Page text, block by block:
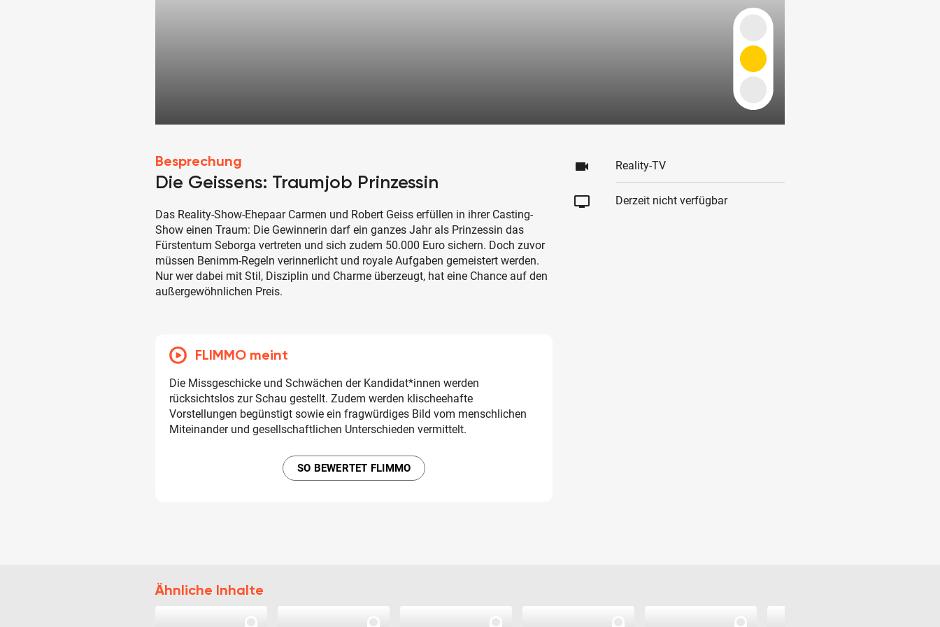
Besprechung
Die Geissens: Traumjob Prinzessin
Das Reality-Show-Ehepaar Carmen und Robert Geiss erfüllen in ihrer Casting-
Show einen Traum: Die Gewinnerin darf ein ganzes Jahr als Prinzessin das
Fürstentum Seborga vertreten und sich zudem 50.000 Euro sichern. Doch zuvor
müssen Benimm-Regeln verinnerlicht und royale Aufgaben gemeistert werden.
Nur wer dabei mit Stil, Disziplin und Charme überzeugt, hat eine Chance auf den
außergewöhnlichen Preis.
FLIMMO meint
Die Missgeschicke und Schwächen der Kandidat*innen werden
rücksichtslos zur Schau gestellt. Zudem werden klischeehafte
Vorstellungen begünstigt sowie ein fragwürdiges Bild vom menschlichen
Miteinander und gesellschaftlichen Unterschieden vermittelt.
SO BEWERTET FLIMMO
videocam Reality-TV
tv Derzeit nicht verfügbar
Ähnliche Inhalte